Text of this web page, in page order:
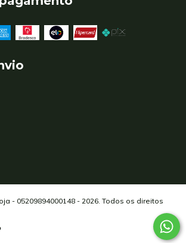
- 05209894000148 - 2026. Todos os direitos